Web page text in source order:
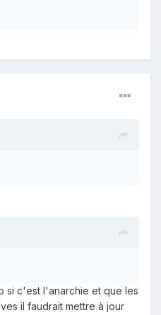
si c'est l'anarchie et que les
il faudrait mettre à jour